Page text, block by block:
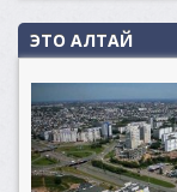
ЭТО АЛТАЙ